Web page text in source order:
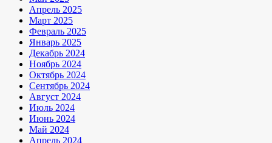
Апрель 2025
Март 2025
Февраль 2025
Январь 2025
Декабрь 2024
Ноябрь 2024
Октябрь 2024
Сентябрь 2024
Август 2024
Июль 2024
Июнь 2024
Май 2024
Апрель 2024